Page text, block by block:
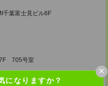
になりますか？
×
葉富士見ビル6F
705号室